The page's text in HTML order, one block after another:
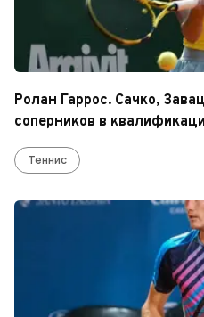
Ролан Гаррос. Сачко,
соперников в
Теннис